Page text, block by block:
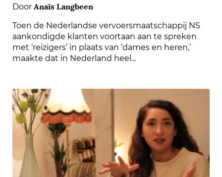
Door Anaïs Langbeen
Toen de Nederlandse vervoersmaatschappij NS
aankondigde klanten voortaan aan te spreken
met ‘reizigers’ in plaats van ‘dames en heren,’
maakte dat in Nederland heel...